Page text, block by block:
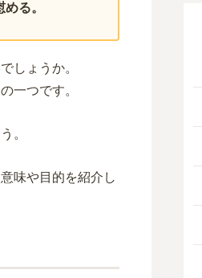
る。
しょうか。
一つです。
。
味や目的を紹介し